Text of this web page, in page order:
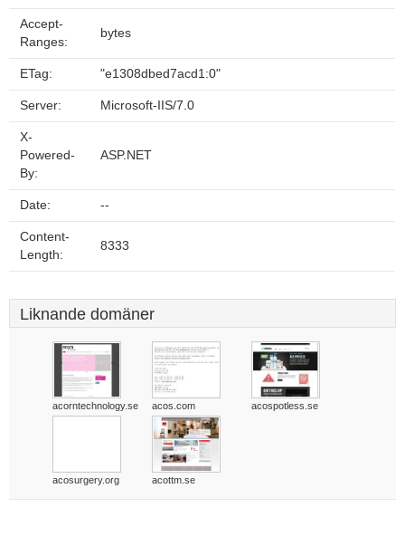
Accept-
Ranges:
bytes
ETag: "e1308dbed7acd1:0"
Server: Microsoft-IIS/7.0
X-
Powered-
By:
ASP.NET
Date: --
Content-
Length:
8333
Liknande domäner
acorntechnology.se acos.com acospotless.se
acosurgery.org acottm.se